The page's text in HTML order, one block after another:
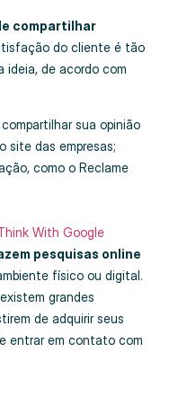
compartilhar
do cliente é tão
ideia, de acordo com
sua opinião
site das empresas;
como o Reclame
With Google
pesquisas online
físico ou digital.
grandes
de adquirir seus
entrar em contato com